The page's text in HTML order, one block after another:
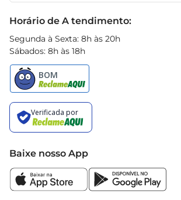
Horário de A tendimento:
Segunda à Sexta: 8h às 20h
Sábados: 8h às 18h
Baixe nosso App